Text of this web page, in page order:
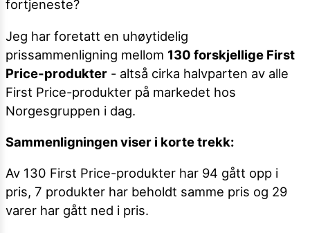
fortjeneste?
Jeg har foretatt en uhøytidelig
prissammenligning mellom 130 forskjellige First
Price-produkter - altså cirka halvparten av alle
First Price-produkter på markedet hos
Norgesgruppen i dag.
Sammenligningen viser i korte trekk:
Av 130 First Price-produkter har 94 gått opp i
pris, 7 produkter har beholdt samme pris og 29
varer har gått ned i pris.